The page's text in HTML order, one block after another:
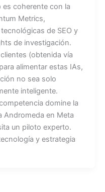
es coherente con la
Metrics,
de SEO y
de investigación.
(obtenida vía
alimentar estas IAs,
no sea solo
inteligente.
domine la
Andromeda en Meta
un piloto experto.
y estrategia